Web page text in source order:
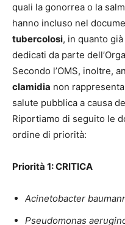
quali la gonorrea o la
hanno incluso nel
tubercolosi, in quanto
dedicati da parte
Secondo l’OMS, inoltre,
clamidia non
salute pubblica a causa
Riportiamo di seguito le
ordine di priorità:
Priorità 1: CRITICA
Acinetobacter
Pseudomonas